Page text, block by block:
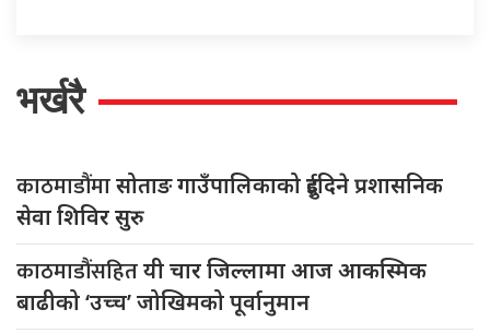
भर्खरै
काठमाडौंमासोताङ गाउँपालिकाको दुईदिने प्रशासनिक
सेवा शिविर सुरु
काठमाडौंसहितयी चार जिल्लामा आज आकस्मिक
बाढीको ‘उच्च’ जोखिमको पूर्वानुमान